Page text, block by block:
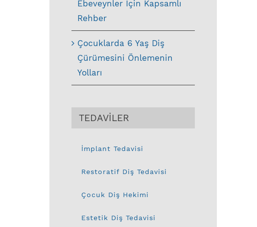
Ebeveynler İçin Kapsamlı
Rehber
Çocuklarda 6 Yaş Diş
Çürümesini Önlemenin
Yolları
TEDAVİLER
İmplant Tedavisi
Restoratif Diş Tedavisi
Çocuk Diş Hekimi
Estetik Diş Tedavisi